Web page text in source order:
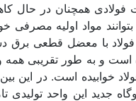
همچنان در حال
بتوانند مواد اولیه
با معضل قطعی برق
و به طور تقریبی همه
خوابیده است. در
جدید این واحد